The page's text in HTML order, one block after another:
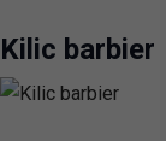
Kilic barbier